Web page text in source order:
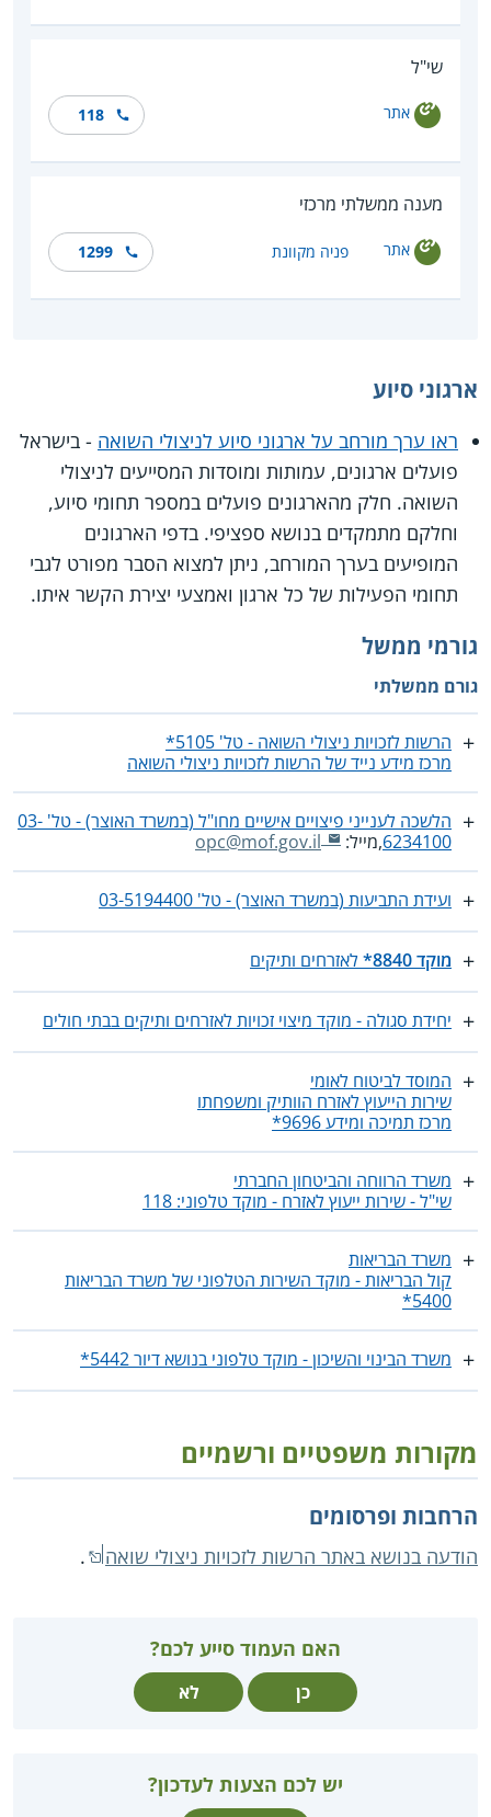
שי"ל
אתר 118
מענה ממשלתי מרכזי
אתר פניה מקוונת 1299
ארגוני סיוע
ראו ערך מורחב על ארגוני סיוע לניצולי השואה - בישראל
פועלים ארגונים, עמותות ומוסדות המסייעים לניצולי
השואה. חלק מהארגונים פועלים במספר תחומי סיוע,
וחלקם מתמקדים בנושא ספציפי. בדפי הארגונים
המופיעים בערך המורחב, ניתן למצוא הסבר מפורט לגבי
תחומי הפעילות של כל ארגון ואמצעי יצירת הקשר איתו.
גורמי ממשל
גורם ממשלתי
הרשות לזכויות ניצולי השואה - טל' 5105*
מרכז מידע נייד של הרשות לזכויות ניצולי השואה
הלשכה לענייני פיצויים אישיים מחו"ל (במשרד האוצר) - טל' ‎03-
6234100,מייל: opc@mof.gov.il
ועידת התביעות (במשרד האוצר) - טל' ‎03-5194400
מוקד 8840* לאזרחים ותיקים
יחידת סגולה - מוקד מיצוי זכויות לאזרחים ותיקים בבתי חולים
המוסד לביטוח לאומי
שירות הייעוץ לאזרח הוותיק ומשפחתו
מרכז תמיכה ומידע 9696*
משרד הרווחה והביטחון החברתי
שי"ל - שירות ייעוץ לאזרח - מוקד טלפוני: 118
משרד הבריאות
קול הבריאות - מוקד השירות הטלפוני של משרד הבריאות
5400*
משרד הבינוי והשיכון - מוקד טלפוני בנושא דיור 5442*
מקורות משפטיים ורשמיים
הרחבות ופרסומים
הודעה בנושא באתר הרשות לזכויות ניצולי שואה .
האם העמוד סייע לכם?
כן לא
יש לכם הצעות לעדכון?